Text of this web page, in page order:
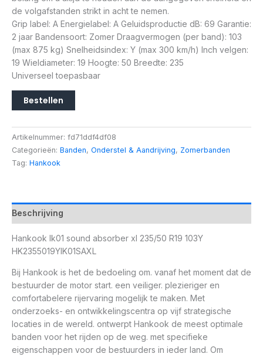
de volgafstanden strikt in acht te nemen.
Grip label: A Energielabel: A Geluidsproductie dB: 69 Garantie:
2 jaar Bandensoort: Zomer Draagvermogen (per band): 103
(max 875 kg) Snelheidsindex: Y (max 300 km/h) Inch velgen:
19 Wieldiameter: 19 Hoogte: 50 Breedte: 235
Universeel toepasbaar
Bestellen
Artikelnummer: fd71ddf4df08
Categorieën: Banden, Onderstel & Aandrijving, Zomerbanden
Tag: Hankook
Beschrijving
Hankook Ik01 sound absorber xl 235/50 R19 103Y
HK2355019YIK01SAXL
Bij Hankook is het de bedoeling om. vanaf het moment dat de
bestuurder de motor start. een veiliger. plezieriger en
comfortabelere rijervaring mogelijk te maken. Met
onderzoeks- en ontwikkelingscentra op vijf strategische
locaties in de wereld. ontwerpt Hankook de meest optimale
banden voor het rijden op de weg. met specifieke
eigenschappen voor de bestuurders in ieder land. Om